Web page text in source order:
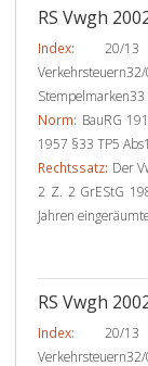
RS Vwgh
Index: 20/13
Norm: BauRG
1957 §33 TP5
Rechtssatz: Der
2 Z. 2 GrEStG
Jahren
RS Vwgh
Index: 20/13